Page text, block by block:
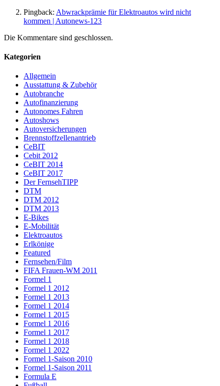
Pingback: Abwrackprämie für Elektroautos wird nicht
kommen | Autonews-123
Die Kommentare sind geschlossen.
Kategorien
Allgemein
Ausstattung & Zubehör
Autobranche
Autofinanzierung
Autonomes Fahren
Autoshows
Autoversicherungen
Brennstoffzellenantrieb
CeBIT
Cebit 2012
CeBIT 2014
CeBIT 2017
Der FernsehTIPP
DTM
DTM 2012
DTM 2013
E-Bikes
E-Mobilität
Elektroautos
Erlkönige
Featured
Fernsehen/Film
FIFA Frauen-WM 2011
Formel 1
Formel 1 2012
Formel 1 2013
Formel 1 2014
Formel 1 2015
Formel 1 2016
Formel 1 2017
Formel 1 2018
Formel 1 2022
Formel 1-Saison 2010
Formel 1-Saison 2011
Formula E